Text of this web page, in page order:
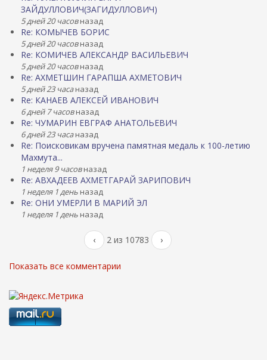
ЗАЙДУЛЛОВИЧ(ЗАГИДУЛЛОВИЧ)
5 дней 20 часовназад
Re: КОМЫЧЕВ БОРИС
5 дней 20 часовназад
Re: КОМИЧЕВ АЛЕКСАНДР ВАСИЛЬЕВИЧ
5 дней 20 часовназад
Re: АХМЕТШИН ГАРАПША АХМЕТОВИЧ
5 дней 23 часаназад
Re: КАНАЕВ АЛЕКСЕЙ ИВАНОВИЧ
6 дней 7 часовназад
Re: ЧУМАРИН ЕВГРАФ АНАТОЛЬЕВИЧ
6 дней 23 часаназад
Re: Поисковикам вручена памятная медаль к 100-летию
Махмута...
1 неделя 9 часовназад
Re: АВХАДЕЕВ АХМЕТГАРАЙ ЗАРИПОВИЧ
1 неделя 1 день назад
Re: ОНИ УМЕРЛИ В МАРИЙ ЭЛ
1 неделя 1 день назад
‹ 2 из 10783 ›
Показать все комментарии